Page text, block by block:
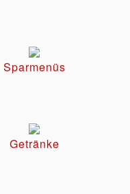
Sparmenüs
Getränke